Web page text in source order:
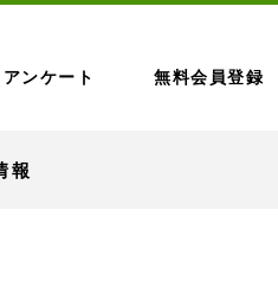
アンケート 無料会員登録
報